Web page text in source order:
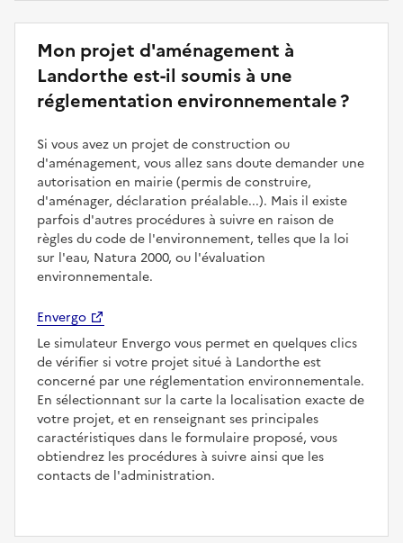
Mon projet d'aménagement à
Landorthe est-il soumis à une
réglementation environnementale ?
Si vous avez un projet de construction ou
d'aménagement, vous allez sans doute demander une
autorisation en mairie (permis de construire,
d'aménager, déclaration préalable...). Mais il existe
parfois d'autres procédures à suivre en raison de
règles du code de l'environnement, telles que la loi
sur l'eau, Natura 2000, ou l'évaluation
environnementale.
Envergo
Le simulateur Envergo vous permet en quelques clics
de vérifier si votre projet situé à Landorthe est
concerné par une réglementation environnementale.
En sélectionnant sur la carte la localisation exacte de
votre projet, et en renseignant ses principales
caractéristiques dans le formulaire proposé, vous
obtiendrez les procédures à suivre ainsi que les
contacts de l'administration.